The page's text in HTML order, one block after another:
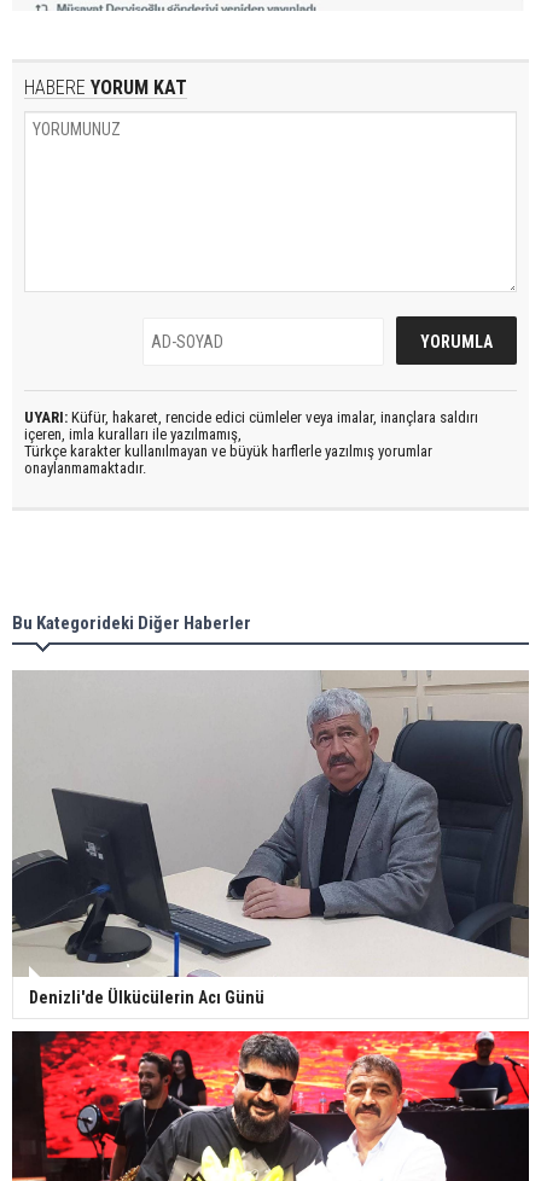
HABERE YORUM KAT
UYARI: Küfür, hakaret, rencide edici cümleler veya imalar, inançlara saldırı
içeren, imla kuralları ile yazılmamış,
Türkçe karakter kullanılmayan ve büyük harflerle yazılmış yorumlar
onaylanmamaktadır.
Bu Kategorideki Diğer Haberler
Denizli'de Ülkücülerin Acı Günü